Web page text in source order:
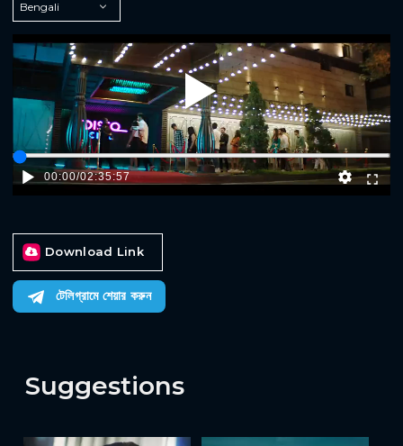
Play
00:00/02:35:57
Download Link
টেলিগ্রামে শেয়ার করুন
Suggestions